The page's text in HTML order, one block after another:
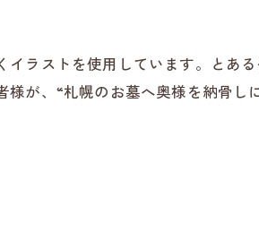
ラストを使用しています。とあ
が、“札幌のお墓へ奥様を納骨し